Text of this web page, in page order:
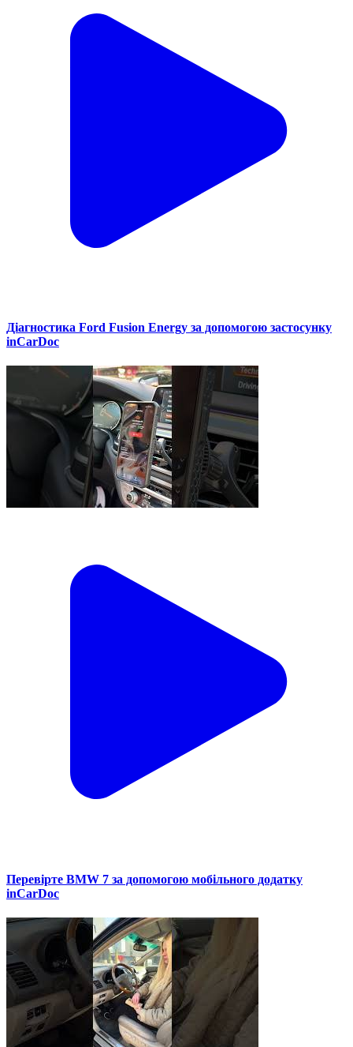
Діагностика Ford Fusion Energy за допомогою застосунку
inCarDoc
Перевірте BMW 7 за допомогою мобільного додатку
inCarDoc